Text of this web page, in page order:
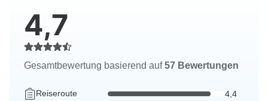
4,7
Gesamtbewertung basierend auf57 Bewertungen
Reiseroute 4,4